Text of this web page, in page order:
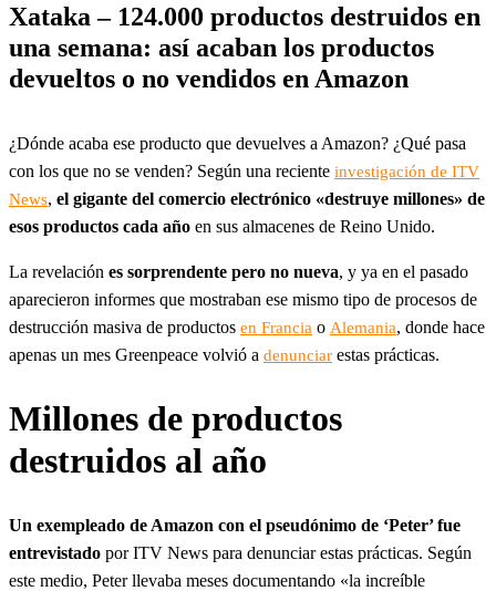
Xataka – 124.000 productos destruidos en
una semana: así acaban los productos
devueltos o no vendidos en Amazon
¿Dónde acaba ese producto que devuelves a Amazon? ¿Qué pasa
con los que no se venden? Según una reciente investigación de ITV
News, el gigante del comercio electrónico «destruye millones» de
esos productos cada año en sus almacenes de Reino Unido.
La revelación es sorprendente pero no nueva, y ya en el pasado
aparecieron informes que mostraban ese mismo tipo de procesos de
destrucción masiva de productos en Francia o Alemania, donde hace
apenas un mes Greenpeace volvió a denunciar estas prácticas.
Millones de productos
destruidos al año
Un exempleado de Amazon con el pseudónimo de ‘Peter’ fue
entrevistado por ITV News para denunciar estas prácticas. Según
este medio, Peter llevaba meses documentando «la increíble